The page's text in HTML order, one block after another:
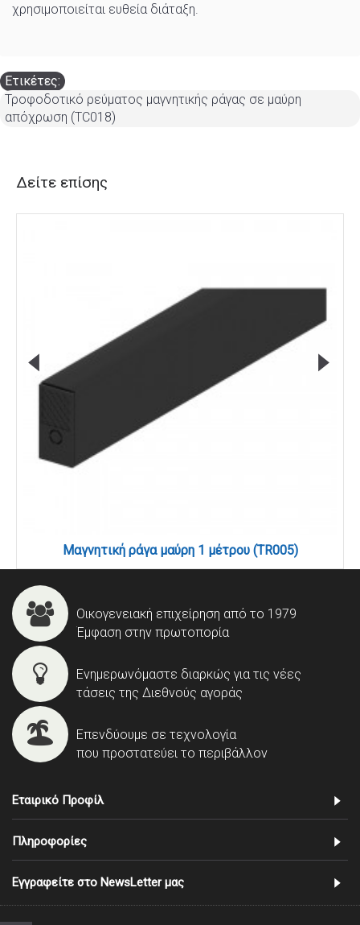
χρησιμοποιείται ευθεία διάταξη.
Ετικέτες:
Τροφοδοτικό ρεύματος μαγνητικής ράγας σε μαύρη
απόχρωση (TC018)
Δείτε επίσης
Μαγνητική ράγα μαύρη 1 μέτρου (TR005)
Οικογενειακή επιχείρηση από το 1979
Έμφαση στην πρωτοπορία
Ενημερωνόμαστε διαρκώς για τις νέες
τάσεις της Διεθνούς αγοράς
Επενδύουμε σε τεχνολογία
που προστατεύει το περιβάλλον
Εταιρικό Προφίλ
Πληροφορίες
Εγγραφείτε στο NewsLetter μας